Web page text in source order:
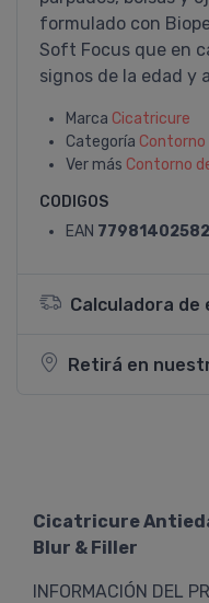
formulado con
Soft Focus que en
signos de la edad y
Marca Cicatricure
Categoría Contorno
Ver más Contorno
CODIGOS
EAN
Calculadora de
Retirá en
Cicatricure
Blur & Filler
INFORMACIÓN DEL